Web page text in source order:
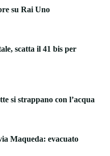
su Rai Uno
scatta il 41 bis per
si strappano con l’acqua
Maqueda: evacuato